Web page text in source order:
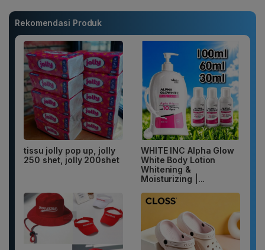
Rekomendasi Produk
tissu jolly pop up, jolly
250 shet, jolly 200shet
WHITE INC Alpha Glow
White Body Lotion
Whitening &
Moisturizing |...